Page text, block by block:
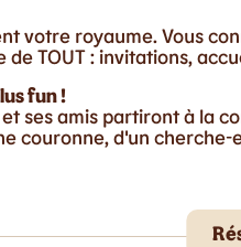
votre royaume. Vous
de TOUT : invitations,
fun !
ses amis partiront à la
couronne, d'un